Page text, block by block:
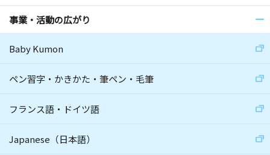
事業・活動の広がり
Baby Kumon
ペン習字・かきかた・筆ペン・毛筆
フランス語・ドイツ語
Japanese（日本語）